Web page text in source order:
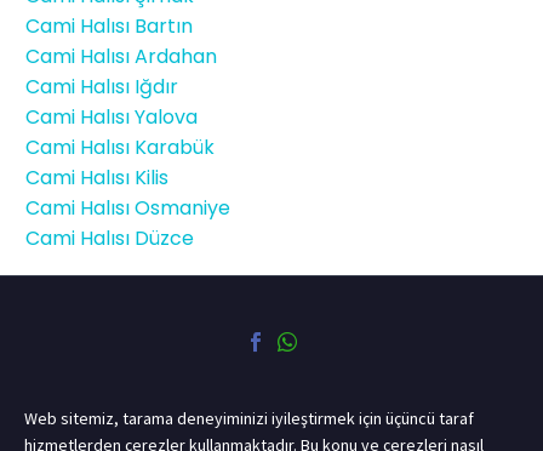
Cami Halısı Bartın
Cami Halısı Ardahan
Cami Halısı Iğdır
Cami Halısı Yalova
Cami Halısı Karabük
Cami Halısı Kilis
Cami Halısı Osmaniye
Cami Halısı Düzce
Web sitemiz, tarama deneyiminizi iyileştirmek için üçüncü taraf
hizmetlerden çerezler kullanmaktadır. Bu konu ve çerezleri nasıl